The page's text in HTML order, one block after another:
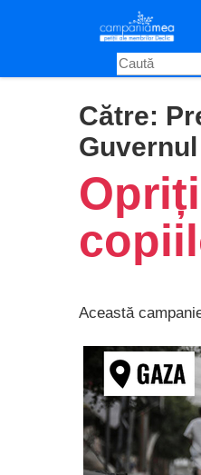
content
Către:
Această